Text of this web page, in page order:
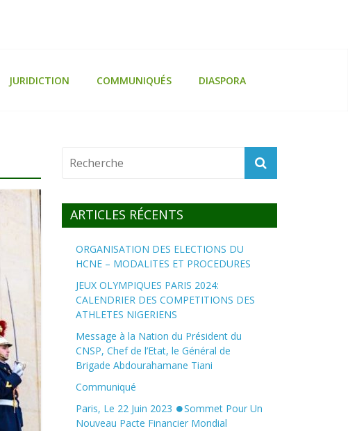
JURIDICTION COMMUNIQUÉS DIASPORA
ARTICLES RÉCENTS
ORGANISATION DES ELECTIONS DU
HCNE – MODALITES ET PROCEDURES
JEUX OLYMPIQUES PARIS 2024:
CALENDRIER DES COMPETITIONS DES
ATHLETES NIGERIENS
Message à la Nation du Président du
CNSP, Chef de l’Etat, le Général de
Brigade Abdourahamane Tiani
Communiqué
Paris, Le 22 Juin 2023 ⏺Sommet Pour Un
Nouveau Pacte Financier Mondial